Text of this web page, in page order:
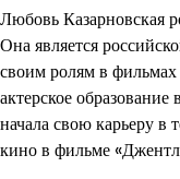
Любовь Казарновская
Она является
своим ролям в
актерское
начала свою карьеру в
кино в фильме